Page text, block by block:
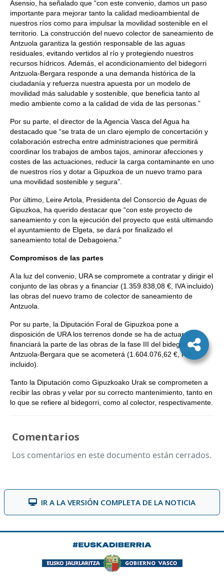
Asensio, ha señalado que “con este convenio, damos un paso
importante para mejorar tanto la calidad medioambiental de
nuestros ríos como para impulsar la movilidad sostenible en el
territorio. La construcción del nuevo colector de saneamiento de
Antzuola garantiza la gestión responsable de las aguas
residuales, evitando vertidos al río y protegiendo nuestros
recursos hídricos. Además, el acondicionamiento del bidegorri
Antzuola-Bergara responde a una demanda histórica de la
ciudadanía y refuerza nuestra apuesta por un modelo de
movilidad más saludable y sostenible, que beneficia tanto al
medio ambiente como a la calidad de vida de las personas.”
Por su parte, el director de la Agencia Vasca del Agua ha
destacado que “se trata de un claro ejemplo de concertación y
colaboración estrecha entre administraciones que permitirá
coordinar los trabajos de ambos tajos, aminorar afecciones y
costes de las actuaciones, reducir la carga contaminante en uno
de nuestros ríos y dotar a Gipuzkoa de un nuevo tramo para
una movilidad sostenible y segura”.
Por último, Leire Artola, Presidenta del Consorcio de Aguas de
Gipuzkoa, ha querido destacar que “con este proyecto de
saneamiento y con la ejecución del proyecto que está ultimando
el ayuntamiento de Elgeta, se dará por finalizado el
saneamiento total de Debagoiena.”
Compromisos de las partes
A la luz del convenio, URA se compromete a contratar y dirigir el
conjunto de las obras y a financiar (1.359.838,08 €, IVA incluido)
las obras del nuevo tramo de colector de saneamiento de
Antzuola.
Por su parte, la Diputación Foral de Gipuzkoa pone a
disposición de URA los terrenos donde se ha de actuar y
financiará la parte de las obras de la fase III del bidegorri
Antzuola-Bergara que se acometerá (1.604.076,62 €, IVA
incluido).
Tanto la Diputación como Gipuzkoako Urak se comprometen a
recibir las obras y velar por su correcto mantenimiento, tanto en
lo que se refiere al bidegorri, como al colector, respectivamente.
Comentarios
Los comentarios en este documento están cerrados.
IR A LA VERSIÓN COMPLETA DE LA NOTICIA